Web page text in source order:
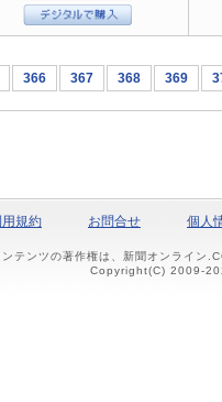
366 367 368 369
規約 お問合せ 個人
テンツの著作権は、新聞オンライン
Copyright(C) 2009-